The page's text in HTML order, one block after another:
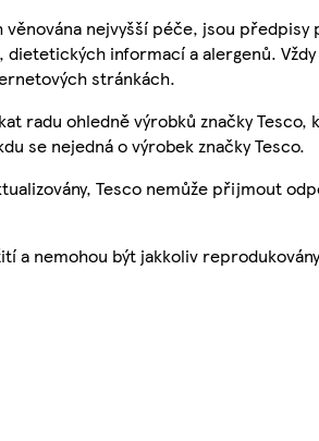
nejvyšší péče, jsou
informací a alergenů.
stránkách.
radu ohledně výrobků značky
se nejedná o výrobek značky Tesco.
Tesco nemůže přijmout
a nemohou být jakkoliv